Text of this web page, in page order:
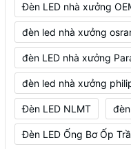
Đèn LED nhà xưởng
đèn led nhà xưởng
đèn LED nhà xưởng
đèn led nhà xưởng
Đèn LED NLMT
Đèn LED Ống Bơ Ốp